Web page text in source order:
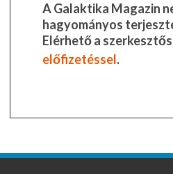
A Galaktika Magazin
hagyományos
Elérhető a
előfizetéssel.